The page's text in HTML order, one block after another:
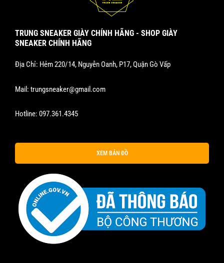
TRUNG SNEAKER GIÀY CHÍNH HÃNG - SHOP GIÀY
SNEAKER CHÍNH HÃNG
Địa Chỉ: Hẻm 220/14, Nguyễn Oanh, P17, Quận Gò Vấp
Mail: trungsneaker@gmail.com
Hotline: 097.361.4345
XEM BẢN ĐỒ